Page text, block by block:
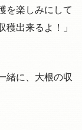
を楽しみにして
出来るよ！」
緒に、大根の収